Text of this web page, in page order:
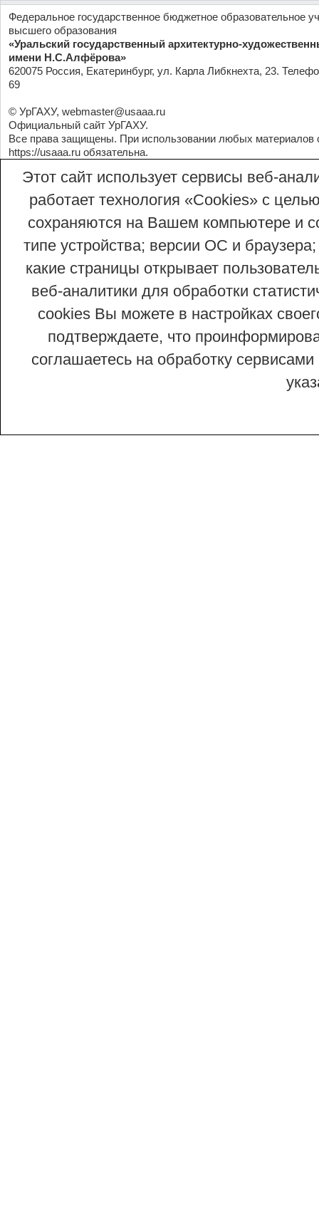
Федеральное государственное бюджетное образовательное
высшего образования
«Уральский государственный архитектурно-
имени Н.С.Алфёрова»
620075 Россия, Екатеринбург, ул. Карла Либкнехта, 23.
69
© УрГАХУ, webmaster@usaaa.ru
Официальный сайт УрГАХУ.
Все права защищены. При использовании любых материалов
https://usaaa.ru обязательна.
Этот сайт использует сервисы веб-
работает технология «Сookies» с
сохраняются на Вашем компьютере и
типе устройства; версии ОС и
какие страницы открывает
веб-аналитики для обработки
cookies Вы можете в настройках
подтверждаете, что
соглашаетесь на обработку